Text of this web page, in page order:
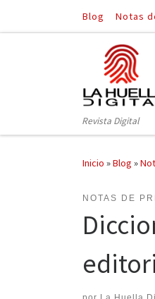
Saltar al contenido
Blog Notas
Revista Digital
Inicio »Blog »
NOTAS DE